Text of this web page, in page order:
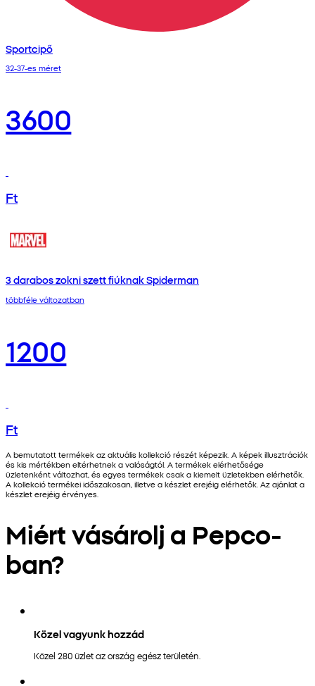
Sportcipő
32-37-es méret
3600
Ft
3 darabos zokni szett fiúknak Spiderman
többféle változatban
1200
Ft
A bemutatott termékek az aktuális kollekció részét képezik. A képek illusztrációk
és kis mértékben eltérhetnek a valóságtól. A termékek elérhetősége
üzletenként változhat, és egyes termékek csak a kiemelt üzletekben elérhetők.
A kollekció termékei időszakosan, illetve a készlet erejéig elérhetők. Az ajánlat a
készlet erejéig érvényes.
Miért vásárolj a Pepco-
ban?
Közel vagyunk hozzád
Közel 280 üzlet az ország egész területén.